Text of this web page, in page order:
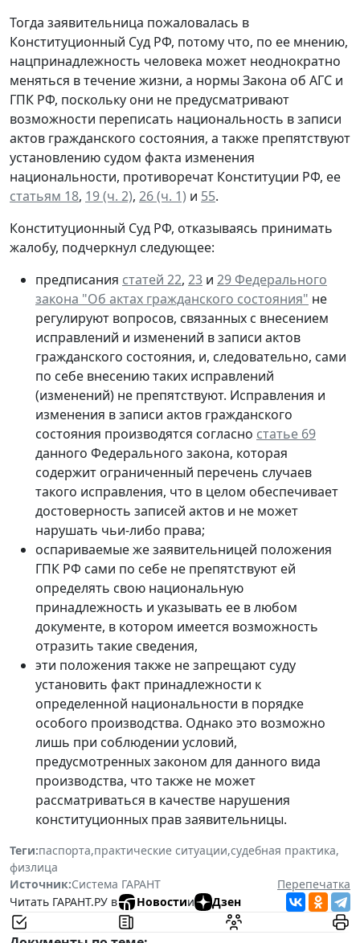
Тогда заявительница пожаловалась в
Конституционный Суд РФ, потому что, по ее мнению,
нацпринадлежность человека может неоднократно
меняться в течение жизни, а нормы Закона об АГС и
ГПК РФ, поскольку они не предусматривают
возможности переписать национальность в записи
актов гражданского состояния, а также препятствуют
установлению судом факта изменения
национальности, противоречат Конституции РФ, ее
статьям 18, 19 (ч. 2), 26 (ч. 1) и 55.
Конституционный Суд РФ, отказываясь принимать
жалобу, подчеркнул следующее:
предписания статей 22, 23 и 29 Федерального
закона "Об актах гражданского состояния" не
регулируют вопросов, связанных с внесением
исправлений и изменений в записи актов
гражданского состояния, и, следовательно, сами
по себе внесению таких исправлений
(изменений) не препятствуют. Исправления и
изменения в записи актов гражданского
состояния производятся согласно статье 69
данного Федерального закона, которая
содержит ограниченный перечень случаев
такого исправления, что в целом обеспечивает
достоверность записей актов и не может
нарушать чьи-либо права;
оспариваемые же заявительницей положения
ГПК РФ сами по себе не препятствуют ей
определять свою национальную
принадлежность и указывать ее в любом
документе, в котором имеется возможность
отразить такие сведения,
эти положения также не запрещают суду
установить факт принадлежности к
определенной национальности в порядке
особого производства. Однако это возможно
лишь при соблюдении условий,
предусмотренных законом для данного вида
производства, что также не может
рассматриваться в качестве нарушения
конституционных прав заявительницы.
Теги:паспорта,практические ситуации,судебная практика,
физлица
Источник:Система ГАРАНТ
Перепечатка
Читать ГАРАНТ.РУ в
Новостии Дзен